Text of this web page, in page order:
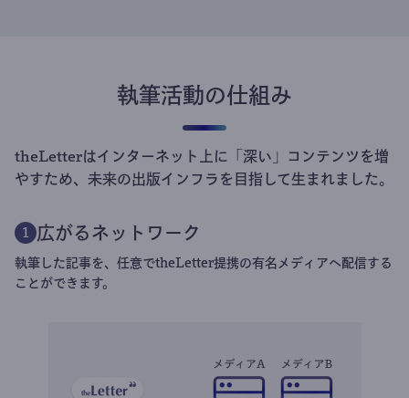
執筆活動の仕組み
theLetterはインターネット上に「深い」コンテンツを増
やすため、未来の出版インフラを目指して生まれました。
1 広がるネットワーク
執筆した記事を、任意でtheLetter提携の有名メディアへ配信する
ことができます。